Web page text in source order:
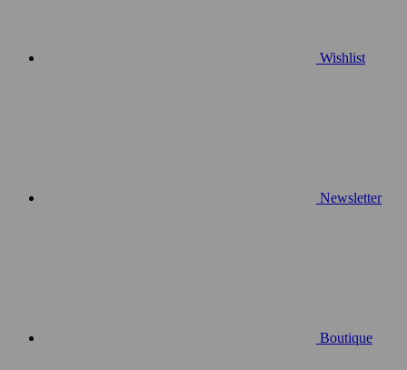
Wishlist
Newsletter
Boutique